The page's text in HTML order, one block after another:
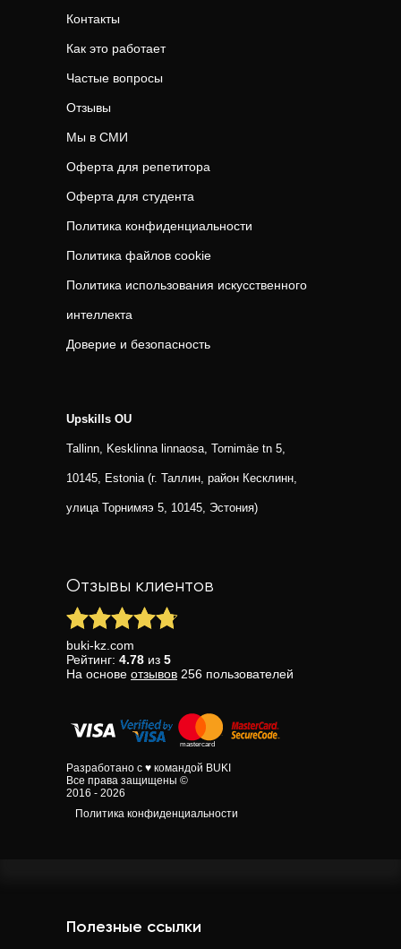
Контакты
Как это работает
Частые вопросы
Отзывы
Мы в СМИ
Оферта для репетитора
Оферта для студента
Политика конфиденциальности
Политика файлов cookie
Политика использования искусственного
интеллекта
Доверие и безопасность
Upskills OU
Tallinn, Kesklinna linnaosa, Tornimäe tn 5,
10145, Estonia (г. Таллин, район Кесклинн,
улица Торнимяэ 5, 10145, Эстония)
Отзывы клиентов
buki-kz.com
Рейтинг: 4.78 из 5
На основе отзывов 256 пользователей
Разработано с ♥ командой BUKI
Все права защищены ©
2016 - 2026
Политика конфиденциальности
Полезные ссылки